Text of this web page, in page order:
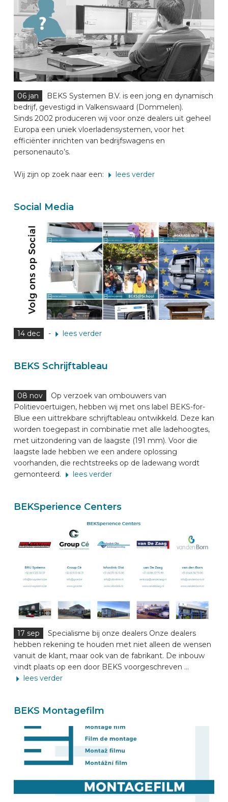
06 jan
BEKS Systemen B.V. is een jong en dynamisch
bedrijf, gevestigd in Valkenswaard (Dommelen).
Sinds 2002 produceren wij voor onze dealers uit geheel
Europa een uniek vloerladensystemen, voor het
efficiënter inrichten van bedrijfswagens en
personenauto’s.
Wij zijn op zoek naar een: lees verder
Social Media
14 dec - lees verder
BEKS Schrijftableau
08 nov
Op verzoek van ombouwers van
Politievoertuigen, hebben wij met ons label BEKS-for-
Blue een uittrekbare schrijftableau ontwikkeld. Deze kan
worden toegepast in combinatie met alle ladehoogtes,
met uitzondering van de laagste (191 mm). Voor die
laagste lade hebben we een andere oplossing
voorhanden, die rechtstreeks op de ladewang wordt
gemonteerd.
lees verder
BEKSperience Centers
17 sep
Specialisme bij onze dealers Onze dealers
hebben rekening te houden met niet alleen de wensen
vanuit de klant, maar ook van de fabrikant. De inbouw
vindt plaats op een door BEKS voorgeschreven ...
lees verder
BEKS Montagefilm